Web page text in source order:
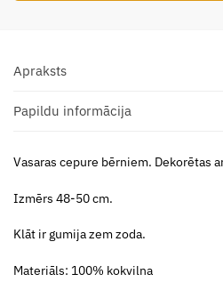
Apraksts
Papildu informācija
Vasaras cepure bērniem. Dekorētas
Izmērs 48-50 cm.
Klāt ir gumija zem zoda.
Materiāls: 100% kokvilna